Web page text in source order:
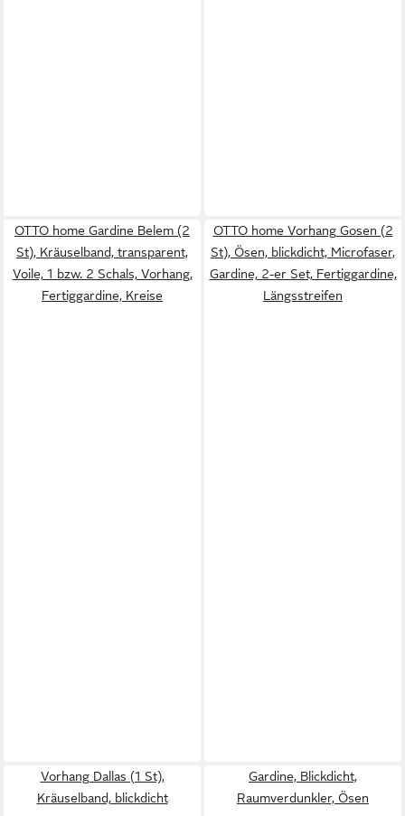
OTTO home Gardine Belem (2
St), Kräuselband, transparent,
Voile, 1 bzw. 2 Schals, Vorhang,
Fertiggardine, Kreise
OTTO home Vorhang Gosen (2
St), Ösen, blickdicht, Microfaser,
Gardine, 2-er Set, Fertiggardine,
Längsstreifen
Vorhang Dallas (1 St),
Kräuselband, blickdicht
Gardine, Blickdicht,
Raumverdunkler, Ösen